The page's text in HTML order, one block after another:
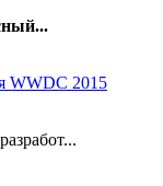
WWDC 2015